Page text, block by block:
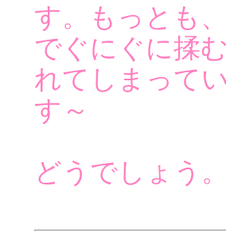
す。もっとも
でぐにぐに揉
れてしまって
す～
どうでしょう